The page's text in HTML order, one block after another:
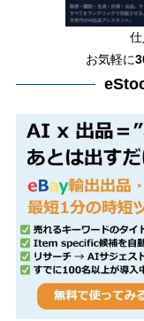
仕
お気軽に